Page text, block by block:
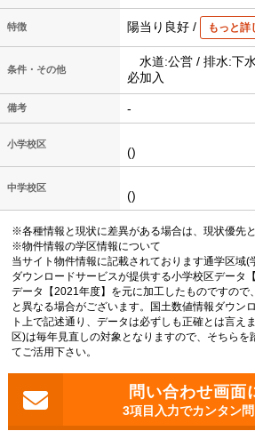
特徴 陽当り良好 / もっと詳
条件・その他
水道:公営 / 排水:下
必加入
備考 -
小学校区
()
中学校区
()
※各種情報と現状に差異がある場合は、現状優先と
※物件情報の学区情報について
当サイト物件情報に記載されております通学区域(
ダウンロードサービスが提供する小学校区データ
データ【2021年度】を元に加工したものですので
と異なる場合がございます。国土数値情報ダウン
ト上で記述通り、データは必ずしも正確とは言え
区)は毎年見直しの対象となりますので、そちらを
てご活用下さい。
3項目入力でカンタン